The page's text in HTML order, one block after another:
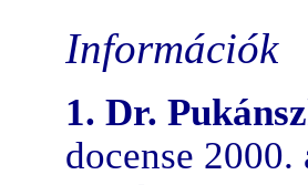
Információk
1. Dr.
docense